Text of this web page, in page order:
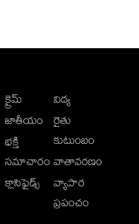
క్రైమ్
జాతీయం
భక్తి
సమాచారం
క్లాసిఫైడ్స్
విద్య
రైతు
కుటుంబం
వాతావరణం
వ్యాపార
ప్రపంచం